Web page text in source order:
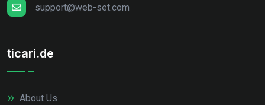
support@web-set.com
ticari.de
About Us